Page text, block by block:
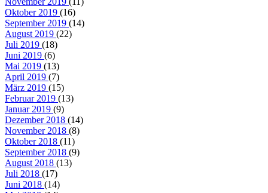
Oktober 2019 (16)
September 2019 (14)
August 2019 (22)
Juli 2019 (18)
Juni 2019 (6)
Mai 2019 (13)
April 2019 (7)
März 2019 (15)
Februar 2019 (13)
Januar 2019 (9)
Dezember 2018 (14)
November 2018 (8)
Oktober 2018 (11)
September 2018 (9)
August 2018 (13)
Juli 2018 (17)
Juni 2018 (14)